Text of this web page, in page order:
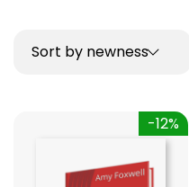
Sort by newness
-12%